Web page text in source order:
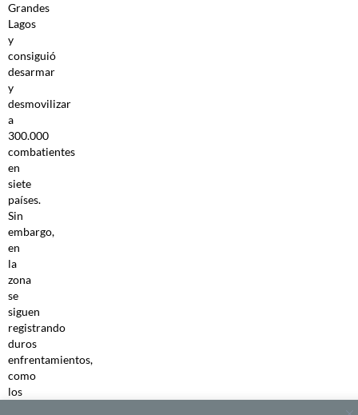
Grandes
Lagos
y
consiguió
desarmar
y
desmovilizar
a
300.000
combatientes
en
siete
países.
Sin
embargo,
en
la
zona
se
siguen
registrando
duros
enfrentamientos,
como
los